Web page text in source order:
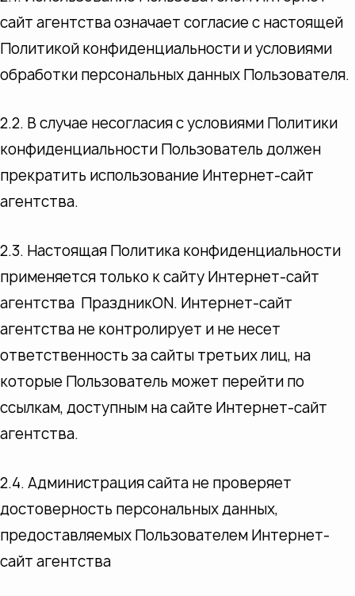
сайт агентства означает согласие с настоящей
Политикой конфиденциальности и условиями
обработки персональных данных Пользователя.
2.2. В случае несогласия с условиями Политики
конфиденциальности Пользователь должен
прекратить использование Интернет-сайт
агентства.
2.3. Настоящая Политика конфиденциальности
применяется только к сайту Интернет-сайт
агентства ПраздникON. Интернет-сайт
агентства не контролирует и не несет
ответственность за сайты третьих лиц, на
которые Пользователь может перейти по
ссылкам, доступным на сайте Интернет-сайт
агентства.
2.4. Администрация сайта не проверяет
достоверность персональных данных,
предоставляемых Пользователем Интернет-
сайт агентства